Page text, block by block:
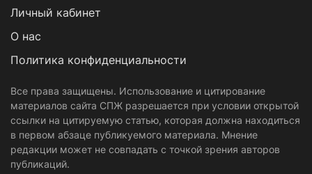
Личный кабинет
О нас
Политика конфиденциальности
Все права защищены. Использование и цитирование
материалов сайта СПЖ разрешается при условии открытой
ссылки на цитируемую статью, которая должна находиться
в первом абзаце публикуемого материала. Мнение
редакции может не совпадать с точкой зрения авторов
публикаций.